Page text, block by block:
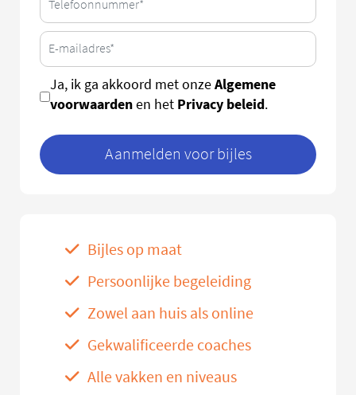
Ja, ik ga akkoord met onzeAlgemene
voorwaardenen het Privacy beleid.
Aanmelden voor bijles
Bijles op maat
Persoonlijke begeleiding
Zowel aan huis als online
Gekwalificeerde coaches
Alle vakken en niveaus